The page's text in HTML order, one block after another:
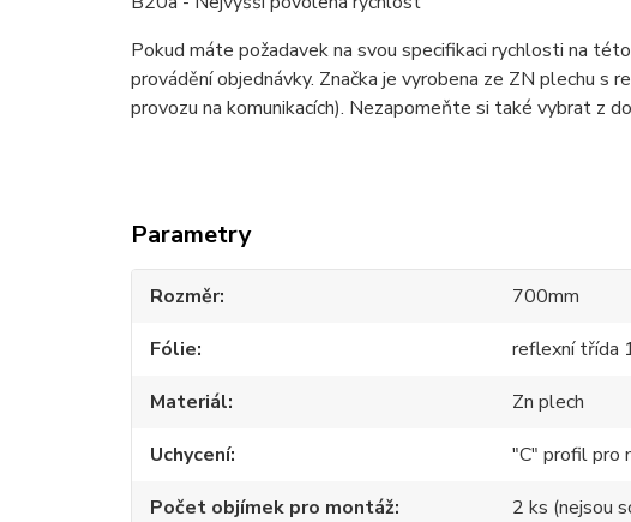
Pokud máte požadavek na svou specifikaci rychlosti na
provádění objednávky. Značka je vyrobena ze ZN plechu
provozu na komunikacích). Nezapomeňte si také vybrat z
Parametry
Rozměr
700mm
Fólie
reflexní třída
Materiál
Zn plech
Uchycení
"C" profil pro
Počet objímek pro montáž
2 ks (nejsou